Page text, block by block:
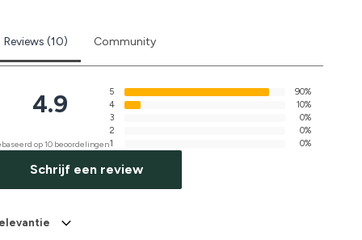
Reviews (10) Community
4.9
op 10 beoordelingen
5
90%
4
10%
3
0%
2
0%
1
0%
Schrijf een review